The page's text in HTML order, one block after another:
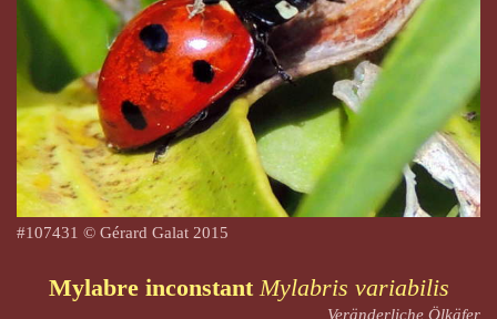
#107431 © Gérard Galat 2015
Mylabre inconstant Mylabris variabilis
Veränderliche Ölkäfer